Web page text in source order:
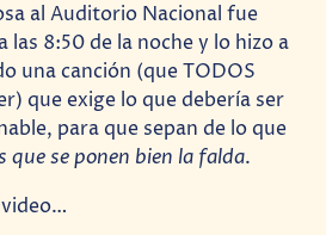
al Auditorio Nacional fue
las 8:50 de la noche y lo hizo a
una canción (que TODOS
que exige lo que debería ser
para que sepan de lo que
que se ponen bien la falda.
video…